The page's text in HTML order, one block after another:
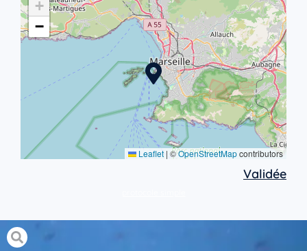
+
−
Leaflet | ©OpenStreetMapcontributors
Validée